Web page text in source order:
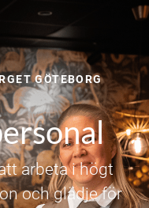
GÖTEBORG
arbeta i högt
och glädje för